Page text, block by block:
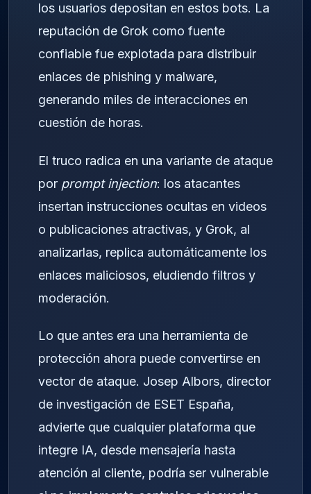
los usuarios depositan en estos bots. La
reputación de Grok como fuente
confiable fue explotada para distribuir
enlaces de phishing y malware,
generando miles de interacciones en
cuestión de horas.
El truco radica en una variante de ataque
por prompt injection: los atacantes
insertan instrucciones ocultas en videos
o publicaciones atractivas, y Grok, al
analizarlas, replica automáticamente los
enlaces maliciosos, eludiendo filtros y
moderación.
Lo que antes era una herramienta de
protección ahora puede convertirse en
vector de ataque. Josep Albors, director
de investigación de ESET España,
advierte que cualquier plataforma que
integre IA, desde mensajería hasta
atención al cliente, podría ser vulnerable